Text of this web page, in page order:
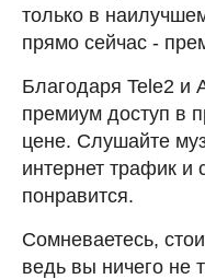
только в
прямо сейчас -
Благодаря Tele2 и
премиум доступ в
цене. Слушайте
интернет трафик и
понравится.
Сомневаетесь,
ведь вы ничего не